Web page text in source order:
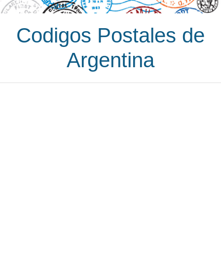
Codigos Postales de
Argentina